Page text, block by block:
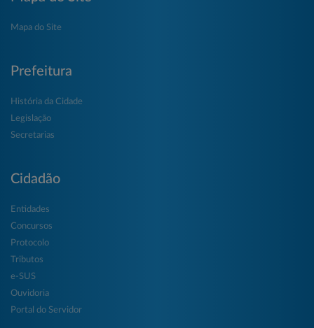
Mapa do Site
Prefeitura
História da Cidade
Legislação
Secretarias
Cidadão
Entidades
Concursos
Protocolo
Tributos
e-SUS
Ouvidoria
Portal do Servidor